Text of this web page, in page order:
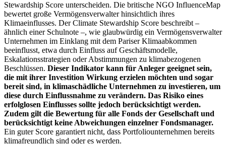
Stewardship Score unterscheiden. Die britische NGO InfluenceMap
bewertet große Vermögensverwalter hinsichtlich ihres
Klimaeinflusses. Der Climate Stewardship Score beschreibt –
ähnlich einer Schulnote –, wie glaubwürdig ein Vermögensverwalter
Unternehmen im Einklang mit dem Pariser Klimaabkommen
beeinflusst, etwa durch Einfluss auf Geschäftsmodelle,
Eskalationsstrategien oder Abstimmungen zu klimabezogenen
Beschlüssen. Dieser Indikator kann für Anleger geeignet sein,
die mit ihrer Investition Wirkung erzielen möchten und sogar
bereit sind, in klimaschädliche Unternehmen zu investieren, um
diese durch Einflussnahme zu verändern. Das Risiko eines
erfolglosen Einflusses sollte jedoch berücksichtigt werden.
Zudem gilt die Bewertung für alle Fonds der Gesellschaft und
berücksichtigt keine Abweichungen einzelner Fondsmanager.
Ein guter Score garantiert nicht, dass Portfoliounternehmen bereits
klimafreundlich sind oder es werden.